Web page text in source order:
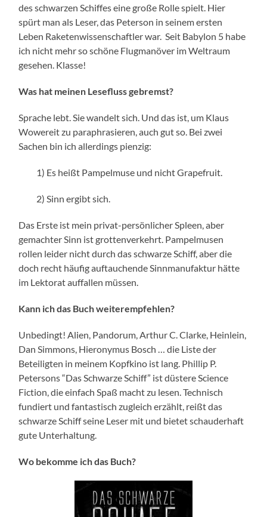
des schwarzen Schiffes eine große Rolle spielt. Hier
spürt man als Leser, das Peterson in seinem ersten
Leben Raketenwissenschaftler war. Seit Babylon 5 habe
ich nicht mehr so schöne Flugmanöver im Weltraum
gesehen. Klasse!
Was hat meinen Lesefluss gebremst?
Sprache lebt. Sie wandelt sich. Und das ist, um Klaus
Wowereit zu paraphrasieren, auch gut so. Bei zwei
Sachen bin ich allerdings pienzig:
1) Es heißt Pampelmuse und nicht Grapefruit.
2) Sinn ergibt sich.
Das Erste ist mein privat-persönlicher Spleen, aber
gemachter Sinn ist grottenverkehrt. Pampelmusen
rollen leider nicht durch das schwarze Schiff, aber die
doch recht häufig auftauchende Sinnmanufaktur hätte
im Lektorat auffallen müssen.
Kann ich das Buch weiterempfehlen?
Unbedingt! Alien, Pandorum, Arthur C. Clarke, Heinlein,
Dan Simmons, Hieronymus Bosch … die Liste der
Beteiligten in meinem Kopfkino ist lang. Phillip P.
Petersons “Das Schwarze Schiff” ist düstere Science
Fiction, die einfach Spaß macht zu lesen. Technisch
fundiert und fantastisch zugleich erzählt, reißt das
schwarze Schiff seine Leser mit und bietet schauderhaft
gute Unterhaltung.
Wo bekomme ich das Buch?